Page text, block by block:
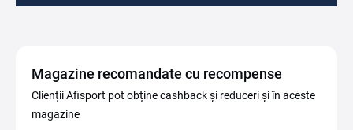
Magazine recomandate cu recompense
Clienții Afisport pot obține cashback și reduceri și în aceste
magazine